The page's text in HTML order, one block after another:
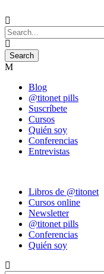
Blog
@titonet pills
Suscríbete
Cursos
Quién soy
Conferencias
Entrevistas
Libros de @titonet
Cursos online
Newsletter
@titonet pills
Conferencias
Quién soy